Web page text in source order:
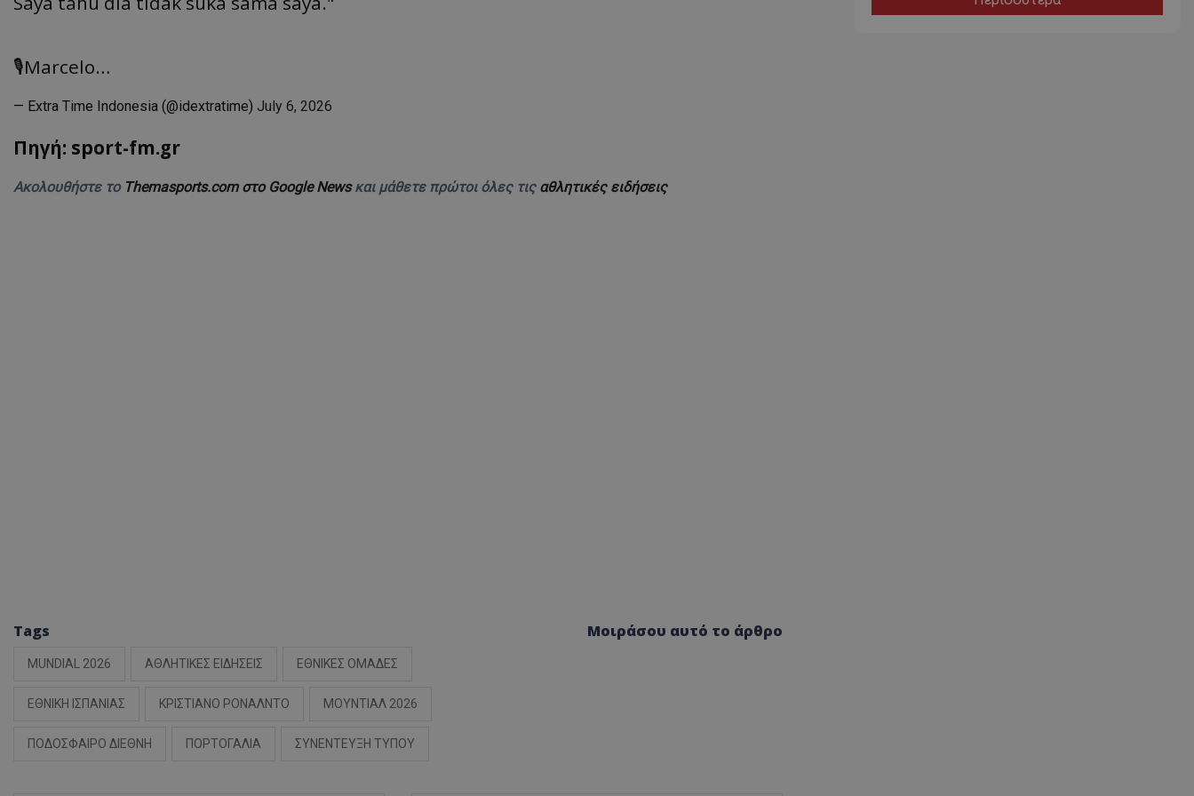
🎙️Marcelo…
— Extra Time Indonesia (@idextratime) July 6, 2026
Πηγή: sport-fm.gr
Ακολουθήστε το Themasports.com στο Google Newsκαι μάθετε πρώτοι όλες τις αθλητικές ειδήσεις
Tags
MUNDIAL 2026 ΑΘΛΗΤΙΚΕΣ ΕΙΔΗΣΕΙΣ ΕΘΝΙΚΕΣ ΟΜΑΔΕΣ
ΕΘΝΙΚΗ ΙΣΠΑΝΙΑΣ ΚΡΙΣΤΙΑΝΟ ΡΟΝΑΛΝΤΟ ΜΟΥΝΤΙΑΛ 2026
ΠΟΔΟΣΦΑΙΡΟ ΔΙΕΘΝΗ ΠΟΡΤΟΓΑΛΙΑ ΣΥΝΕΝΤΕΥΞΗ ΤΥΠΟΥ
Μοιράσου αυτό το άρθρο